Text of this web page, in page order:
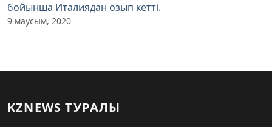
бойынша Италиядан озып кетті.
9 маусым, 2020
KZNEWS ТУРАЛЫ